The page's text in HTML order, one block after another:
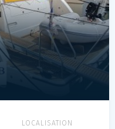
LOCALISATION